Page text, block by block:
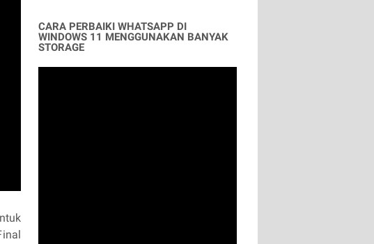
CARA PERBAIKI WHATSAPP DI
WINDOWS 11 MENGGUNAKAN BANYAK
STORAGE